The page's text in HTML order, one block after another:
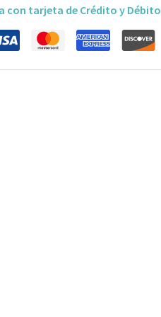
con tarjeta de Crédito y Débito